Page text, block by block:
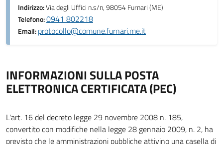
Indirizzo:Via degli Uffici n.s/n, 98054 Furnari (ME)
Telefono:0941 802218
Email:protocollo@comune.furnari.me.it
INFORMAZIONI SULLA POSTA
ELETTRONICA CERTIFICATA (PEC)
L'art. 16 del decreto legge 29 novembre 2008 n. 185,
convertito con modifiche nella legge 28 gennaio 2009, n. 2, ha
previsto che le amministrazioni pubbliche attivino una casella di